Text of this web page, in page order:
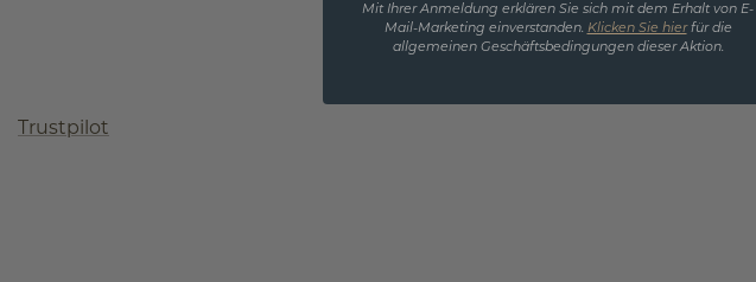
Trustpilot
Mit Ihrer Anmeldung erklären Sie sich mit dem Erhalt von E-
Mail-Marketing einverstanden. Klicken Sie hierfür die
allgemeinen Geschäftsbedingungen dieser Aktion.